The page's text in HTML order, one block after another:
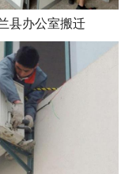
县办公室搬迁